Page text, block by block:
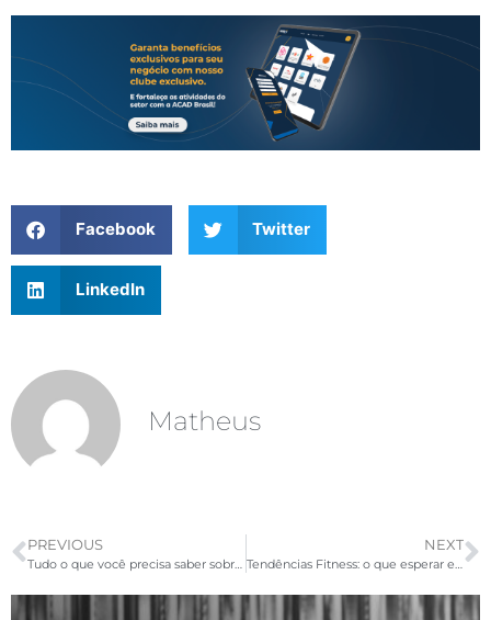
Facebook Twitter
LinkedIn
Matheus
PREVIOUS
Tudo o que você precisa saber sobre gestão de academia
NEXT
Tendências Fitness: o que esperar em 2023?